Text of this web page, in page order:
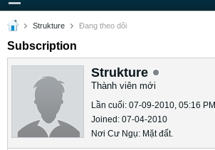
Strukture Ðang theo dõi
Subscription
Strukture
Thành viên mới
Lần cuối: 07-09-2010, 05:16 PM
Joined: 07-04-2010
Nơi Cư Ngụ: Mặt đất.